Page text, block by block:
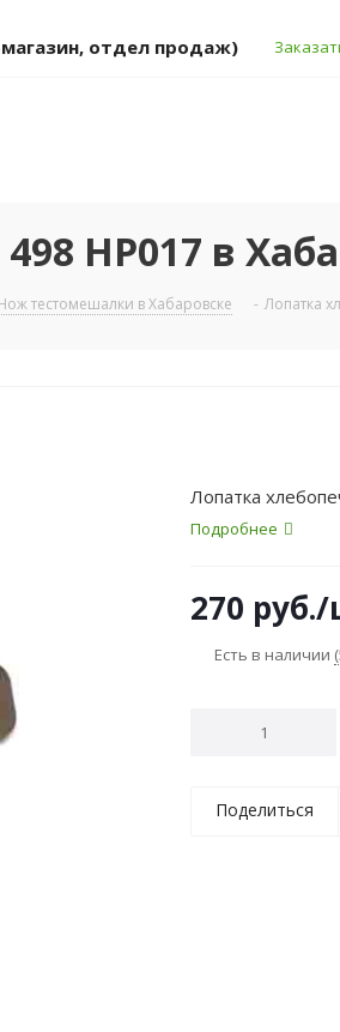
отдел продаж)
HP017 в
тестомешалки в Хабаровске - Лопатка
Лопатка
Подробнее
270 руб./
Есть в наличии
Поделиться